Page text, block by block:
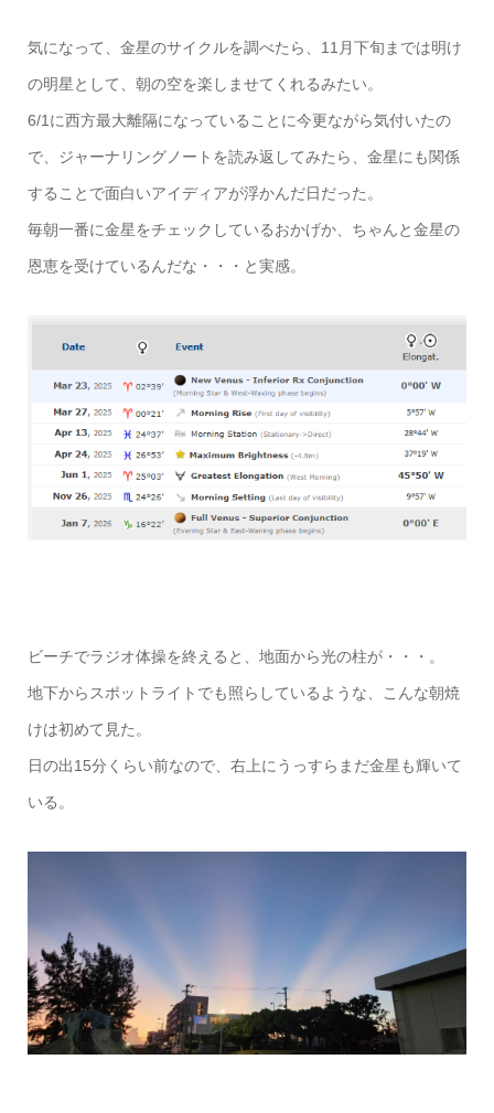
気になって、金星のサイクルを調べたら、11月下旬までは明け
の明星として、朝の空を楽しませてくれるみたい。
6/1に西方最大離隔になっていることに今更ながら気付いたの
で、ジャーナリングノートを読み返してみたら、金星にも関係
することで面白いアイディアが浮かんだ日だった。
毎朝一番に金星をチェックしているおかげか、ちゃんと金星の
恩恵を受けているんだな・・・と実感。
ビーチでラジオ体操を終えると、地面から光の柱が・・・。
地下からスポットライトでも照らしているような、こんな朝焼
けは初めて見た。
日の出15分くらい前なので、右上にうっすらまだ金星も輝いて
いる。